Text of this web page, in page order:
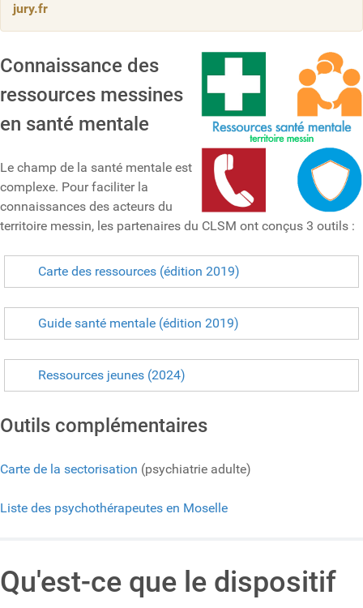
jury.fr
Connaissance des
ressources messines
en santé mentale
Le champ de la santé mentale est
complexe. Pour faciliter la
connaissances des acteurs du
territoire messin, les partenaires du CLSM ont conçus 3 outils :
Carte des ressources (édition 2019)
Guide santé mentale (édition 2019)
Ressources jeunes (2024)
Outils complémentaires
Carte de la sectorisation (psychiatrie adulte)
Liste des psychothérapeutes en Moselle
Qu'est-ce que le dispositif